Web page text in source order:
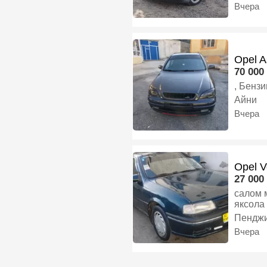
Вчера
Opel
70 000
,
Айни
Вчера
Opel
27 000
салом
Вчера